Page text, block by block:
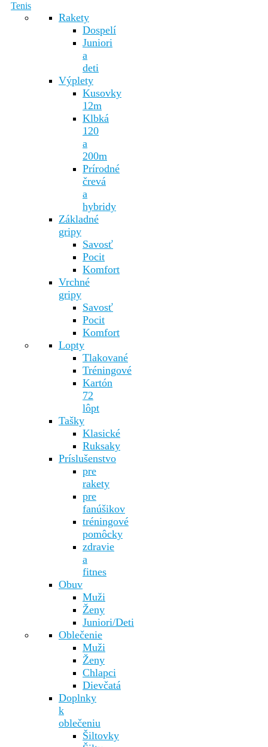
Tenis
Rakety
Dospelí
Juniori
a
deti
Výplety
Kusovky
12m
Klbká
120
a
200m
Prírodné
črevá
a
hybridy
Základné
gripy
Savosť
Pocit
Komfort
Vrchné
gripy
Savosť
Pocit
Komfort
Lopty
Tlakované
Tréningové
Kartón
72
lôpt
Tašky
Klasické
Ruksaky
Príslušenstvo
pre
rakety
pre
fanúšikov
tréningové
pomôcky
zdravie
a
fitnes
Obuv
Muži
Ženy
Juniori/Deti
Oblečenie
Muži
Ženy
Chlapci
Dievčatá
Doplnky
k
oblečeniu
Šiltovky